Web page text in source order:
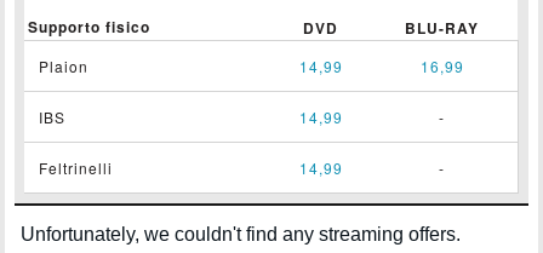
Supporto fisico DVD BLU-RAY
Plaion 14,99 16,99
IBS 14,99 -
Feltrinelli 14,99 -